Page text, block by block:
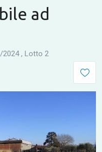
ad
/2024, Lotto 2